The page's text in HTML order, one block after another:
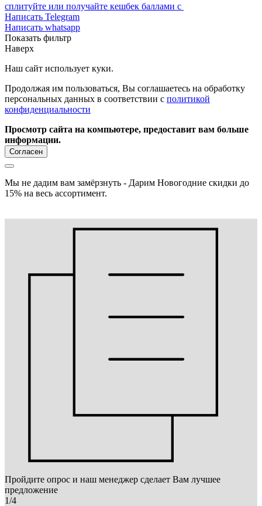
сплитуйте или получайте кешбек баллами с
Написать Telegram
Написать whatsapp
Показать фильтр
Наверх
Наш сайт использует куки.
Продолжая им пользоваться, Вы соглашаетесь на обработку
персональных данных в соответствии с политикой
конфиденциальности
Просмотр сайта на компьютере, предоставит вам больше
информации.
Согласен
Мы не дадим вам замёрзнуть - Дарим Новогодние скидки до
15% на весь ассортимент.
Пройдите опрос и наш менеджер сделает Вам лучшее
предложение
1/4